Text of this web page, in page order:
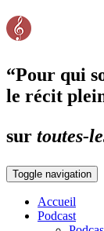
“Pour qui
le récit
sur toutes-
Toggle navigation
Accueil
Podcast